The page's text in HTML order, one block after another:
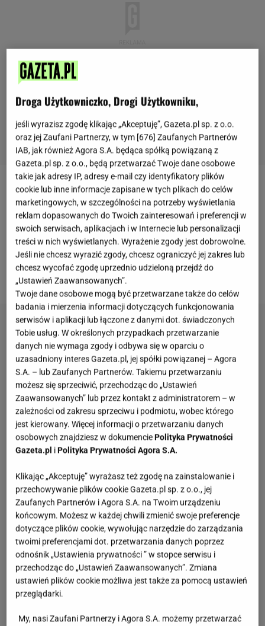
Pączekkojarzy się z tradycją i chwilą przyjemności,
ale jednocześnie jest produktem bardzo
kalorycznym. Zawiera sporą ilość cukru i tłuszczu,
które nie dla każdego są obojętne.Warto wiedzieć,
kiedy słodki wypiek jest tylko dodatkiem do dnia, a
kiedy może stać się obciążeniem dla zdrowia.
Droga Użytkowniczko, Drogi Użytkowniku,
jeśli wyrazisz zgodę klikając „Akceptuję”, Gazeta.pl sp. z o.o.
oraz jej Zaufani Partnerzy, w tym [676] Zaufanych Partnerów
IAB, jak również Agora S.A. będąca spółką powiązaną z
Gazeta.pl sp. z o.o., będą przetwarzać Twoje dane osobowe
takie jak adresy IP, adresy e-mail czy identyfikatory plików
cookie lub inne informacje zapisane w tych plikach do celów
marketingowych, w szczególności na potrzeby wyświetlania
reklam dopasowanych do Twoich zainteresowań i preferencji w
swoich serwisach, aplikacjach i w Internecie lub personalizacji
treści w nich wyświetlanych. Wyrażenie zgody jest dobrowolne.
Jeśli nie chcesz wyrazić zgody, chcesz ograniczyć jej zakres lub
chcesz wycofać zgodę uprzednio udzieloną przejdź do
„Ustawień Zaawansowanych”.
Twoje dane osobowe mogą być przetwarzane także do celów
badania i mierzenia informacji dotyczących funkcjonowania
serwisów i aplikacji lub łączone z danymi dot. świadczonych
Tobie usług. W określonych przypadkach przetwarzanie
danych nie wymaga zgody i odbywa się w oparciu o
uzasadniony interes Gazeta.pl, jej spółki powiązanej – Agora
S.A. – lub Zaufanych Partnerów. Takiemu przetwarzaniu
możesz się sprzeciwić, przechodząc do „Ustawień
Zaawansowanych” lub przez kontakt z administratorem – w
zależności od zakresu sprzeciwu i podmiotu, wobec którego
jest kierowany. Więcej informacji o przetwarzaniu danych
osobowych znajdziesz w dokumencie Polityka Prywatności
Gazeta.pl i Polityka Prywatności Agora S.A.
Klikając „Akceptuję” wyrażasz też zgodę na zainstalowanie i
przechowywanie plików cookie Gazeta.pl sp. z o.o., jej
Zaufanych Partnerów i Agora S.A. na Twoim urządzeniu
końcowym. Możesz w każdej chwili zmienić swoje preferencje
dotyczące plików cookie, wywołując narzędzie do zarządzania
twoimi preferencjami dot. przetwarzania danych poprzez
odnośnik „Ustawienia prywatności ” w stopce serwisu i
przechodząc do „Ustawień Zaawansowanych”. Zmiana
ustawień plików cookie możliwa jest także za pomocą ustawień
przeglądarki.
My, nasi Zaufani Partnerzy i Agora S.A. możemy przetwarzać